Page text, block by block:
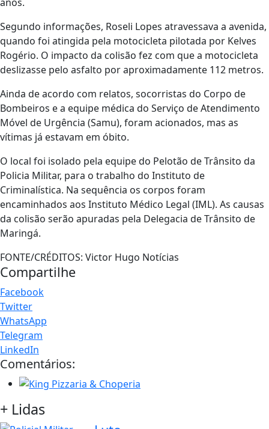
Segundo informações, Roseli Lopes atravessava a avenida,
quando foi atingida pela motocicleta pilotada por Kelves
Rogério. O impacto da colisão fez com que a motocicleta
deslizasse pelo asfalto por aproximadamente 112 metros.
Ainda de acordo com relatos, socorristas do Corpo de
Bombeiros e a equipe médica do Serviço de Atendimento
Móvel de Urgência (Samu), foram acionados, mas as
vítimas já estavam em óbito.
O local foi isolado pela equipe do Pelotão de Trânsito da
Policia Militar, para o trabalho do Instituto de
Criminalística. Na sequência os corpos foram
encaminhados aos Instituto Médico Legal (IML). As causas
da colisão serão apuradas pela Delegacia de Trânsito de
Maringá.
FONTE/CRÉDITOS: Victor Hugo Notícias
Compartilhe
Facebook
Twitter
WhatsApp
Telegram
LinkedIn
Comentários:
+ Lidas